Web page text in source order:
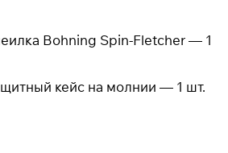
Bohning Spin-Fletcher — 1
кейс на молнии — 1 шт.